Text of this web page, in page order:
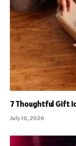
7 Thoughtful Gift
July 10, 2026